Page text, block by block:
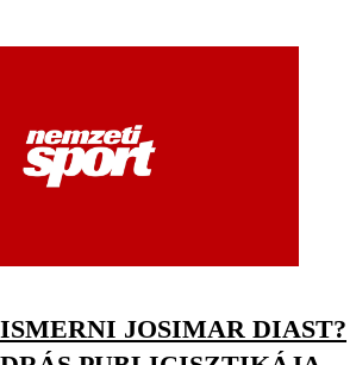
JOSIMAR DIAST?